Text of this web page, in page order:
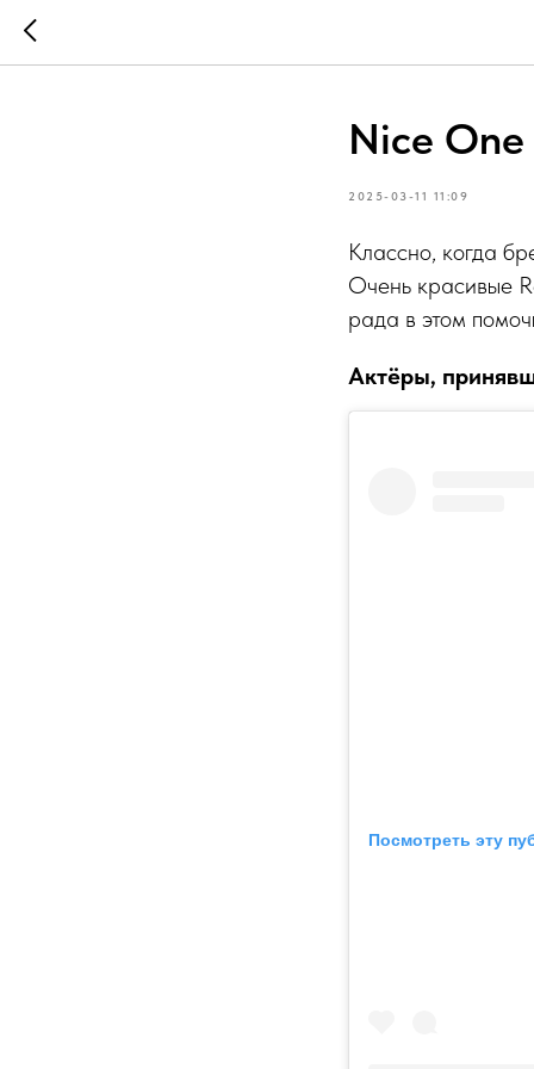
Nice
2025-03-11 11:09
Классно, когда
Очень красивые
рада в этом
Актёры,
Посмотреть эту